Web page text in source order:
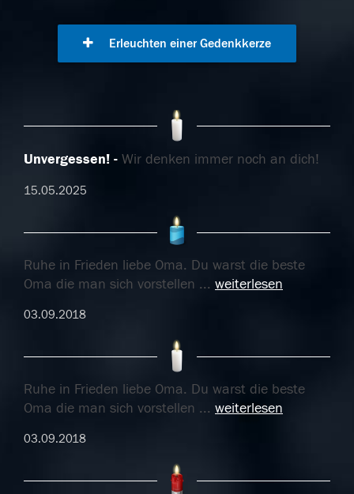
Erleuchten einer Gedenkkerze
Unvergessen! Wir denken immer noch an dich!
15.05.2025
Ruhe in Frieden liebe Oma. Du warst die beste
Oma die man sich vorstellen ... weiterlesen
03.09.2018
Ruhe in Frieden liebe Oma. Du warst die beste
Oma die man sich vorstellen ... weiterlesen
03.09.2018